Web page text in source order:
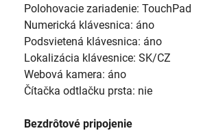
Polohovacie zariadenie: TouchPad
Numerická klávesnica: áno
Podsvietená klávesnica: áno
Lokalizácia klávesnice: SK/CZ
Webová kamera: áno
Čítačka odtlačku prsta: nie
Bezdrôtové pripojenie